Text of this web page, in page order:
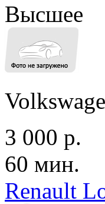
Высшее
3 000 р.
60 мин.
Renault